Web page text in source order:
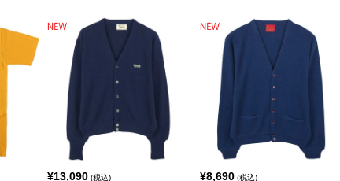
¥13,090 (税込) ¥8,690 (税込)